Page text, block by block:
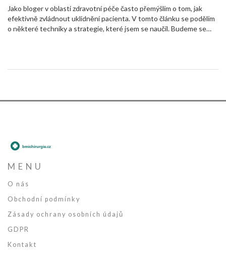
Jako bloger v oblasti zdravotní péče často přemýšlím o tom, jak
efektivně zvládnout uklidnění pacienta. V tomto článku se podělím
o některé techniky a strategie, které jsem se naučil. Budeme se
MENU
O nás
Obchodní podmínky
Zásady ochrany osobních údajů
GDPR
Kontakt